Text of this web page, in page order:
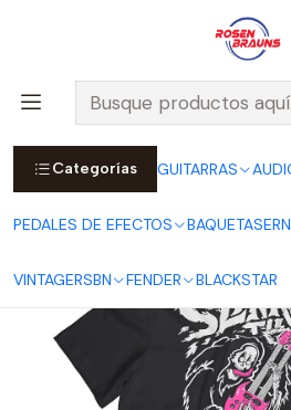
Categorías GUITARRAS
PEDALES DE EFECTOS BAQUETAS
VINTAGERSBN FENDER BLACKSTAR
Por compras sobre $25.000 en
Padre Hurtado, incluimos el
Ver Detalles
Inicio ERNIE BALL
Polera Slinky Till Death